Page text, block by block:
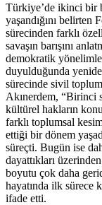
Türkiye’de ikinci bir
yaşandığını belirten
sürecinden farklı
savaşın barışını
demokratik
duyulduğunda
sürecinde sivil
Akınerdem, “Birinci
kültürel hakların
farklı toplumsal
ettiği bir dönem
süreçti. Bugün ise
dayattıkları
boyutu çok daha
hayatında ilk sürece
ifade etti.